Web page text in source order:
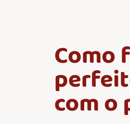
Como
com o